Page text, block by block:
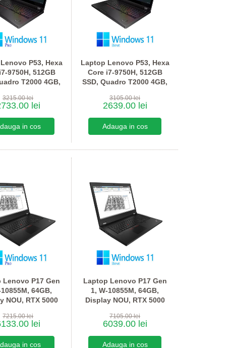
P53, Hexa
9750H, 512GB
T2000 4GB,
3215.00 lei
lei
Laptop Lenovo P53, Hexa
Core i7-9750H, 512GB
SSD, Quadro T2000 4GB,
3105.00 lei
2639.00 lei
Lenovo P17 Gen
64GB,
NOU, RTX 5000
7215.00 lei
lei
Laptop Lenovo P17 Gen
1, W-10855M, 64GB,
Display NOU, RTX 5000
7105.00 lei
6039.00 lei